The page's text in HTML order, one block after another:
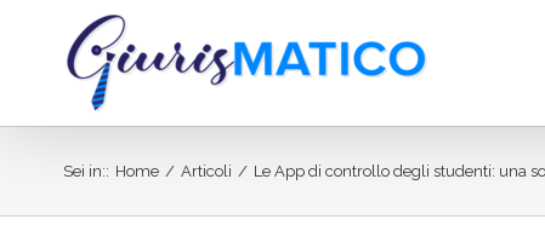
contenuto
Sei in:: Home / Articoli / Le App di controllo degli studenti: una